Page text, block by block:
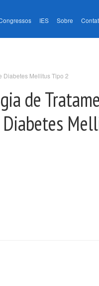
IES Sobre
Diabetes Mellitus Tipo 2
de
Diabetes